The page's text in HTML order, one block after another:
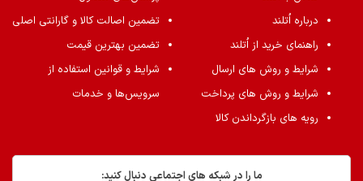
درباره اُتلند
راهنمای خرید از اُتلند
شرایط و روش های ارسال
شرایط و روش های پرداخت
رویه های بازگرداندن کالا
تضمین اصالت کالا و گارانتی اصلی
تضمین بهترین قیمت
شرایط و قوانین استفاده از
سرویس‌ها و خدمات
ما را در شبکه های اجتماعی دنبال کنید: